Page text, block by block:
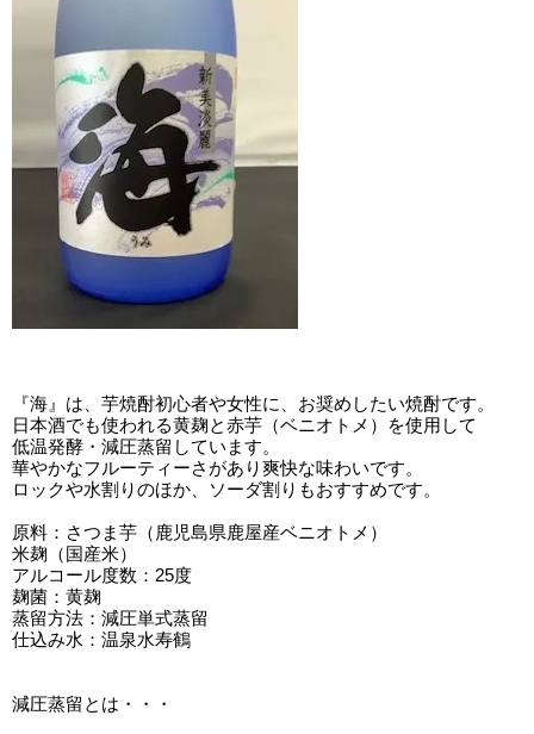
『海』は、芋焼酎初心者や女性に、お奨めしたい焼酎です。
日本酒でも使われる黄麹と赤芋（ベニオトメ）を使用して
低温発酵・減圧蒸留しています。
華やかなフルーティーさがあり爽快な味わいです。
ロックや水割りのほか、ソーダ割りもおすすめです。
原料：さつま芋（鹿児島県鹿屋産ベニオトメ）
米麹（国産米）
アルコール度数：25度
麹菌：黄麹
蒸留方法：減圧単式蒸留
仕込み水：温泉水寿鶴
減圧蒸留とは・・・